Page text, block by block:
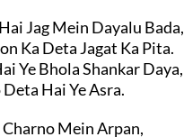
Jag Mein Dayalu Bada,
Ka Deta Jagat Ka Pita.
Ye Bhola Shankar Daya,
Deta Hai Ye Asra.
Charno Mein Arpan,